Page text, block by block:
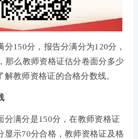
150分，报告分满分为120分，
那么教师资格证估分卷面分多少
教师资格证的合格分数线。
分满分是150分，在教师资格证
显示70分合格，教师资格证及格